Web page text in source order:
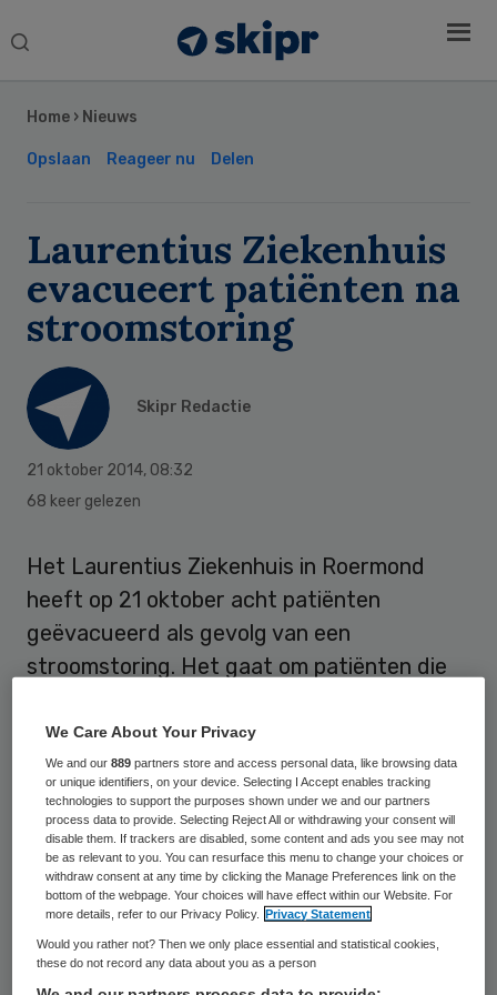
Search
Home › Nieuws
Opslaan Reageer nu Delen
Laurentius Ziekenhuis
evacueert patiënten na
stroomstoring
Skipr Redactie
21 oktober 2014, 08:32
68 keer gelezen
Het Laurentius Ziekenhuis in Roermond
heeft op 21 oktober acht patiënten
geëvacueerd als gevolg van een
stroomstoring. Het gaat om patiënten die
Ze werden naar andere ziekenhuizen
gebracht, zei een woordvoerster van het
ziekenhuis. Bij het ziekenhuis is een
crisiscentrum ingericht.
De reden is dat de noodstroomvoorziening
van het ziekenhuis niet werkte toen de
elektriciteit uitviel. Directeur Jack Thiadens
van het laurentius heeft dat gezegd.
Sidebar
We Care About Your Privacy
We and our889 partners store and access personal data, like browsing data
or unique identifiers, on your device. Selecting I Accept enables tracking
technologies to support the purposes shown under we and our partners
process data to provide. Selecting Reject All or withdrawing your consent will
disable them. If trackers are disabled, some content and ads you see may not
be as relevant to you. You can resurface this menu to change your choices or
withdraw consent at any time by clicking the Manage Preferences link on the
bottom of the webpage. Your choices will have effect within our Website. For
more details, refer to our Privacy Policy.
Privacy Statement
Would you rather not? Then we only place essential and statistical cookies,
these do not record any data about you as a person